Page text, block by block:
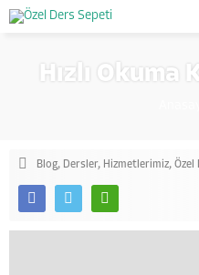
Hızlı Okuma
Blog, Dersler, Hizmetlerimiz, Özel